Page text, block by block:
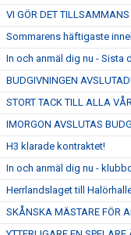
VI GÖR DET
Sommarens häftigaste
In och anmäl dig nu - Sista
BUDGIVNINGEN
STORT TACK TILL ALLA
IMORGON AVSLUTAS
H3 klarade kontraktet!
In och anmäl dig nu -
Herrlandslaget till
SKÅNSKA MÄSTARE FÖR